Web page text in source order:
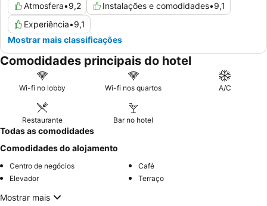
Atmosfera•9,2 Instalações e comodidades•9,1
Experiência•9,1
Mostrar mais classificações
Comodidades principais do hotel
Wi-fi no lobby Wi-fi nos quartos A/C
Restaurante Bar no hotel
Todas as comodidades
Comodidades do alojamento
Centro de negócios
Café
Elevador
Terraço
Mostrar mais